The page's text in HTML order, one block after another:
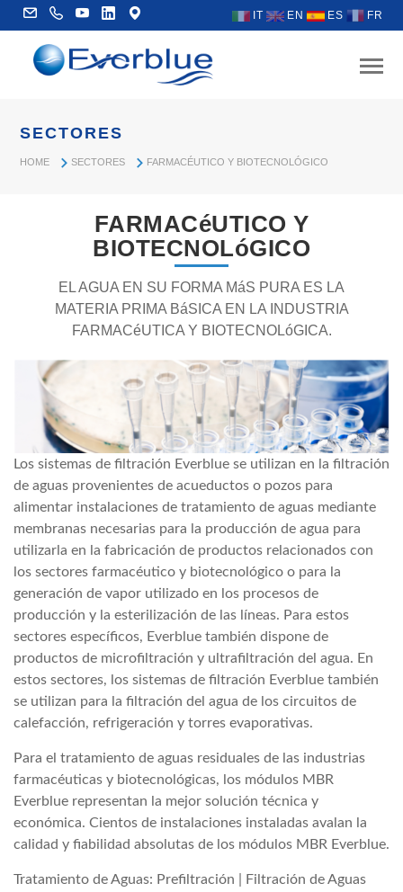
IT EN ES FR
SECTORES
HOME SECTORES FARMACÉUTICO Y BIOTECNOLÓGICO
FARMACéUTICO Y
BIOTECNOLóGICO
EL AGUA EN SU FORMA MáS PURA ES LA
MATERIA PRIMA BáSICA EN LA INDUSTRIA
FARMACéUTICA Y BIOTECNOLóGICA.
Los sistemas de filtración Everblue se utilizan en la filtración
de aguas provenientes de acueductos o pozos para
alimentar instalaciones de tratamiento de aguas mediante
membranas necesarias para la producción de agua para
utilizarla en la fabricación de productos relacionados con
los sectores farmacéutico y biotecnológico o para la
generación de vapor utilizado en los procesos de
producción y la esterilización de las líneas. Para estos
sectores específicos, Everblue también dispone de
productos de microfiltración y ultrafiltración del agua. En
estos sectores, los sistemas de filtración Everblue también
se utilizan para la filtración del agua de los circuitos de
calefacción, refrigeración y torres evaporativas.
Para el tratamiento de aguas residuales de las industrias
farmacéuticas y biotecnológicas, los módulos MBR
Everblue representan la mejor solución técnica y
económica. Cientos de instalaciones instaladas avalan la
calidad y fiabilidad absolutas de los módulos MBR Everblue.
Tratamiento de Aguas: Prefiltración | Filtración de Aguas